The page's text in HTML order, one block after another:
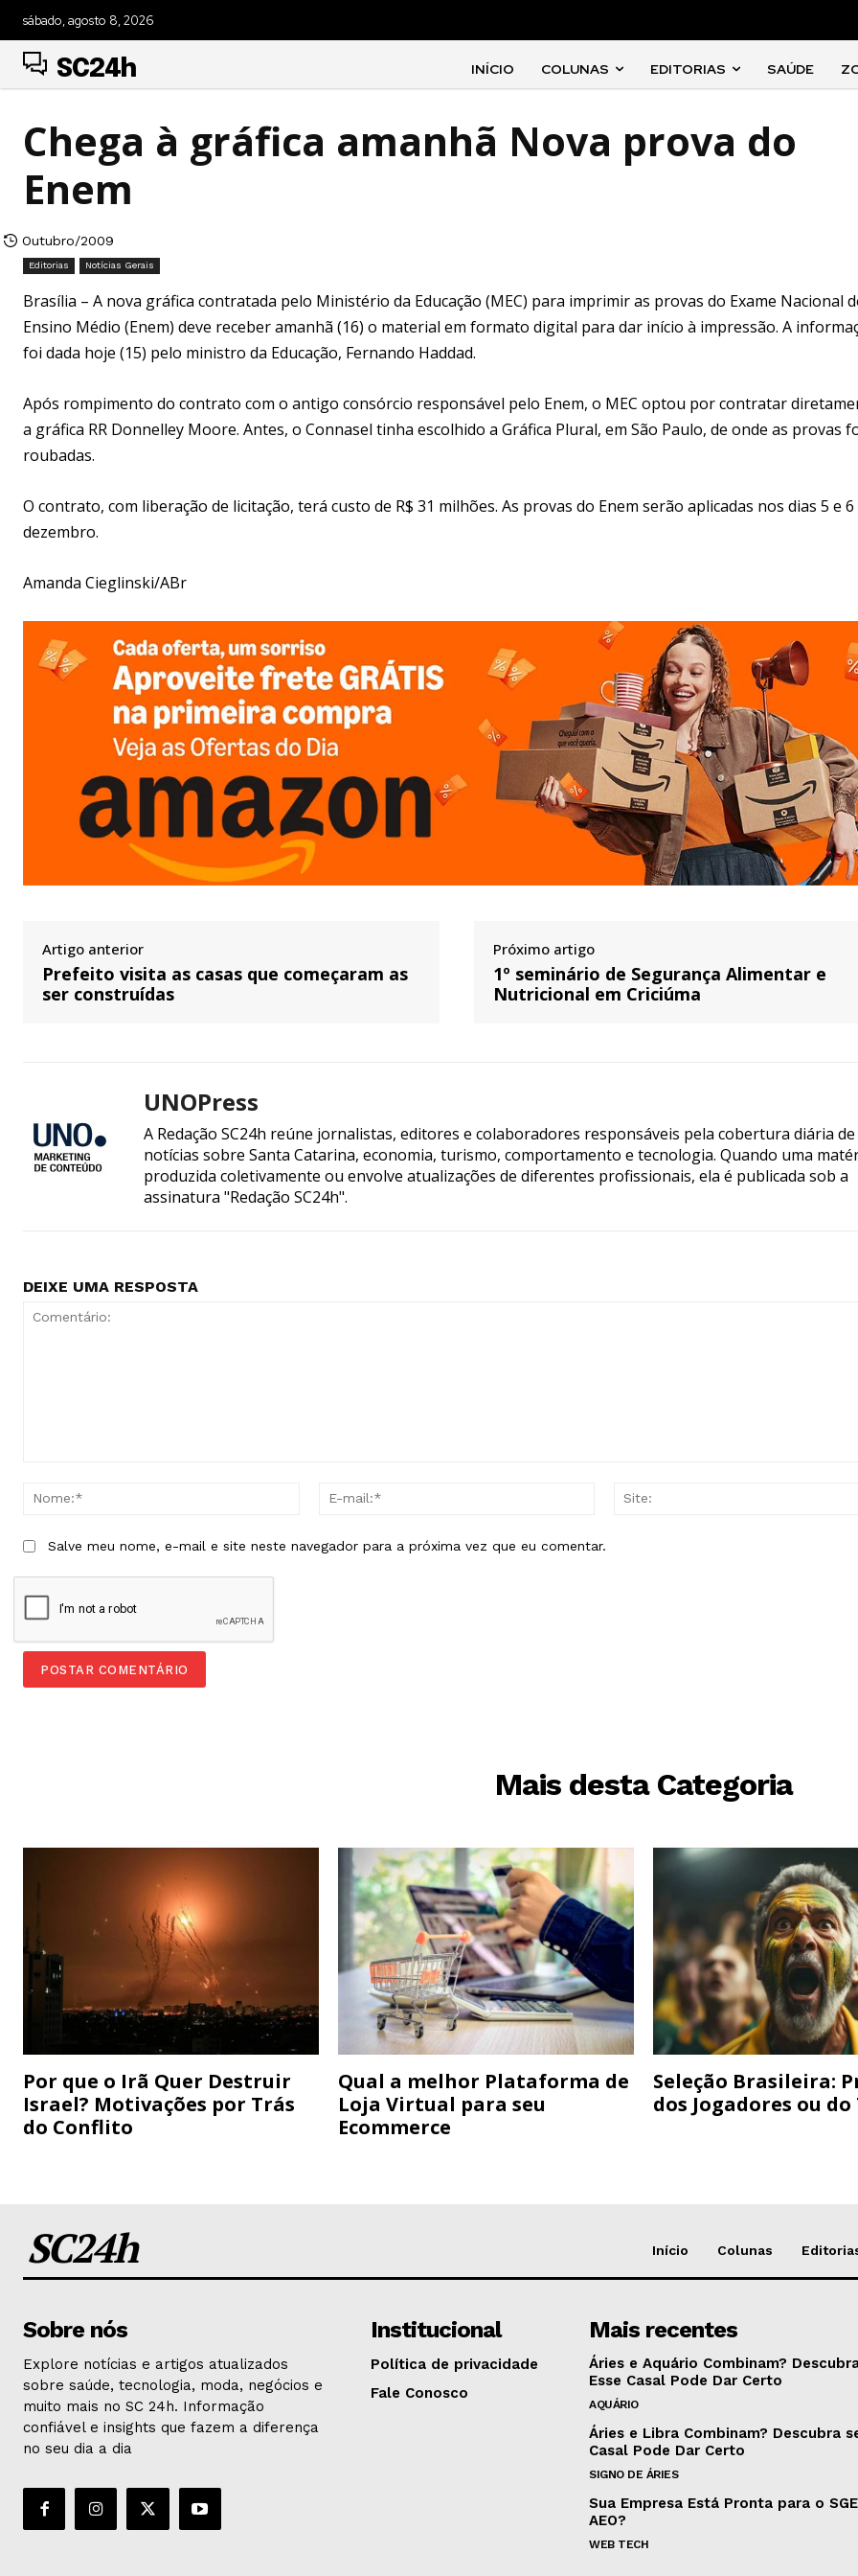
sábado, agosto 8, 2026
SC24h INÍCIO COLUNAS EDITORIAS SAÚDE
Chega à gráfica amanhã Nova prova do
Enem
Outubro/2009
Editorias Notícias Gerais
Brasília – A nova gráfica contratada pelo Ministério da Educação (MEC) para imprimir as provas do Exame Nacional
Ensino Médio (Enem) deve receber amanhã (16) o material em formato digital para dar início à impressão. A
foi dada hoje (15) pelo ministro da Educação, Fernando Haddad.
Após rompimento do contrato com o antigo consórcio responsável pelo Enem, o MEC optou por contratar
a gráfica RR Donnelley Moore. Antes, o Connasel tinha escolhido a Gráfica Plural, em São Paulo, de onde as provas
roubadas.
O contrato, com liberação de licitação, terá custo de R$ 31 milhões. As provas do Enem serão aplicadas nos dias 5 e 6
dezembro.
Amanda Cieglinski/ABr
Artigo anterior
Prefeito visita as casas que começaram as
ser construídas
Próximo artigo
1º seminário de Segurança Alimentar e
Nutricional em Criciúma
UNOPress
A Redação SC24h reúne jornalistas, editores e colaboradores responsáveis pela cobertura diária de
notícias sobre Santa Catarina, economia, turismo, comportamento e tecnologia. Quando uma
produzida coletivamente ou envolve atualizações de diferentes profissionais, ela é publicada sob a
assinatura "Redação SC24h".
DEIXE UMA RESPOSTA
Nome:*
Salve meu nome, e-mail e site neste navegador para a próxima vez que eu comentar.
Mais desta Categoria
Por que o Irã Quer Destruir
Israel? Motivações por Trás
do Conflito
Qual a melhor Plataforma de
Loja Virtual para seu
Ecommerce
Seleção Brasileira:
dos Jogadores ou do
SC24h Início Colunas
Sobre nós
Explore notícias e artigos atualizados
sobre saúde, tecnologia, moda, negócios e
muito mais no SC 24h. Informação
confiável e insights que fazem a diferença
no seu dia a dia
Institucional
Política de privacidade
Fale Conosco
Mais recentes
Áries e Aquário Combinam?
Esse Casal Pode Dar Certo
AQUÁRIO
Áries e Libra Combinam? Descubra
Casal Pode Dar Certo
SIGNO DE ÁRIES
Sua Empresa Está Pronta para o
AEO?
WEB TECH